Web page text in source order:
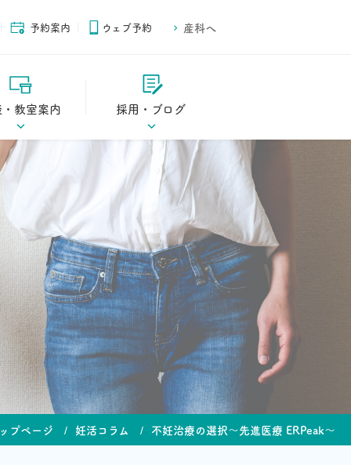
教室案内
案内
案内
採用・ブログ
スタッフブログ
スタッフ募集
予約案内 ウェブ予約 産科へ
プページ 妊活コラム 不妊治療の選択～先進医療 ERPeak～